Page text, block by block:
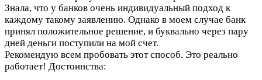
Знала, что у банков очень индивидуальный подход к
каждому такому заявлению. Однако в моем случае банк
принял положительное решение, и буквально через пару
дней деньги поступили на мой счет.
Рекомендую всем пробовать этот способ. Это реально
работает! Достоинства: